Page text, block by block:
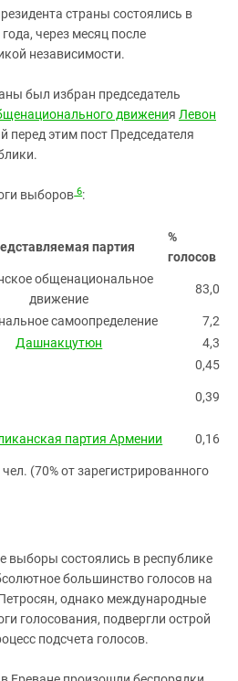
страны состоялись в
через месяц после
независимости.
был избран председатель
движения Левон
перед этим пост Председателя
выборов 6:
партия
%
голосов
общенациональное
движение
83,0
самоопределение
7,2
Дашнакцутюн
4,3
0,45
0,39
партия Армении 0,16
(70% от зарегистрированного
выборы состоялись в республике
большинство голосов на
однако международные
голосования, подвергли острой
подсчета голосов.